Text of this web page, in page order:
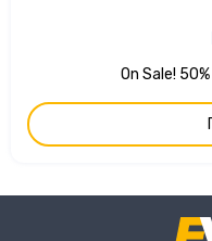
On Sale!